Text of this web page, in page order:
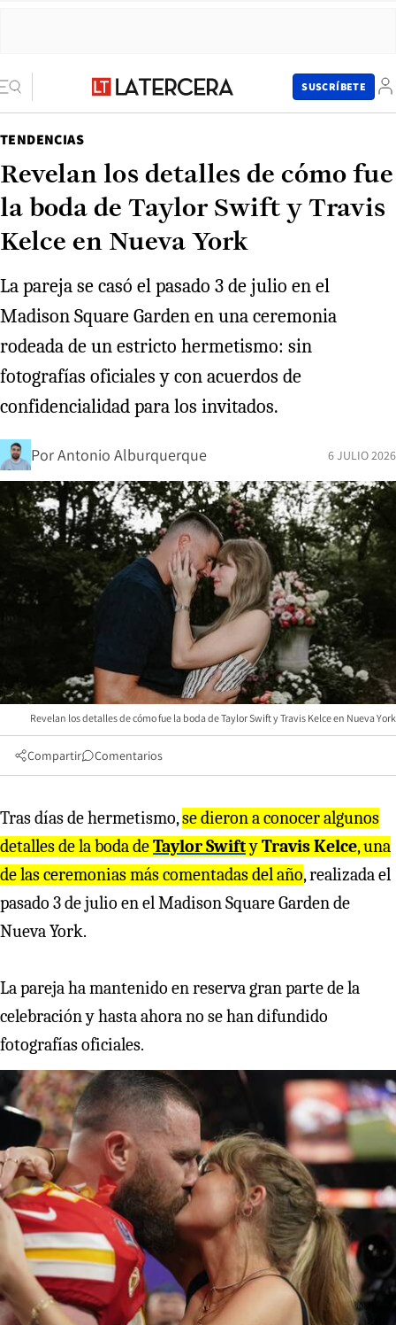
SUSCRÍBETE
TENDENCIAS
Revelan los detalles de cómo fue
la boda de Taylor Swift y Travis
Kelce en Nueva York
La pareja se casó el pasado 3 de julio en el
Madison Square Garden en una ceremonia
rodeada de un estricto hermetismo: sin
fotografías oficiales y con acuerdos de
confidencialidad para los invitados.
PorAntonio Alburquerque 6 JULIO 2026
Revelan los detalles de cómo fue la boda de Taylor Swift y Travis Kelce en Nueva York
Compartir Comentarios
Tras días de hermetismo,se dieron a conocer algunos
detalles de la boda deTaylor SwiftyTravis Kelce, una
de las ceremonias más comentadas del año, realizada el
pasado 3 de julio en el Madison Square Garden de
Nueva York.
La pareja ha mantenido en reserva gran parte de la
celebración y hasta ahora no se han difundido
fotografías oficiales.